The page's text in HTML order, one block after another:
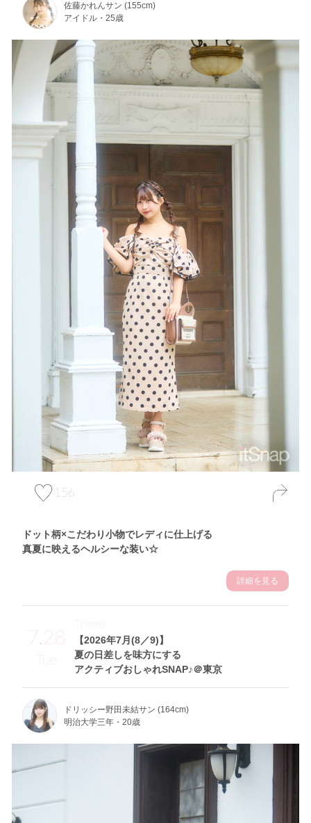
佐藤かれんサン (155cm)
アイドル・25歳
156
ドット柄×こだわり小物でレディに仕上げる
真夏に映えるヘルシーな装い☆
詳細を見る
7.28
Tue
【2026年7月(8／9)】
夏の日差しを味方にする
アクティブおしゃれSNAP♪＠東京
Theme
ドリッシー野田未結サン (164cm)
明治大学三年・20歳